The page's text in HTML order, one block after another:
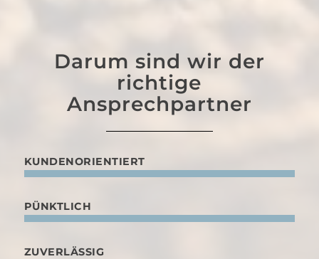
Darum sind wir der
richtige
Ansprechpartner
KUNDENORIENTIERT
PÜNKTLICH
ZUVERLÄSSIG